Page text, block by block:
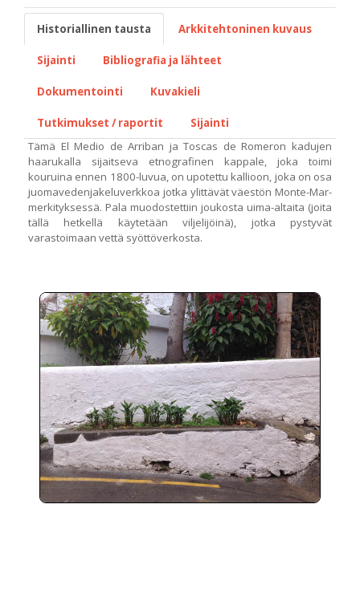
Historiallinen tausta Arkkitehtoninen kuvaus
Sijainti Bibliografia ja lähteet
Dokumentointi Kuvakieli
Tutkimukset / raportit
Sijainti
Tämä El Medio de Arriban ja Toscas de Romeron kadujen
haarukalla sijaitseva etnografinen kappale, joka toimi
kouruina ennen 1800-luvua, on upotettu kallioon, joka on osa
juomavedenjakeluverkkoa jotka ylittävät väestön Monte-Mar-
merkityksessä. Pala muodostettiin joukosta uima-altaita (joita
tällä hetkellä käytetään viljelijöinä), jotka pystyvät
varastoimaan vettä syöttöverkosta.